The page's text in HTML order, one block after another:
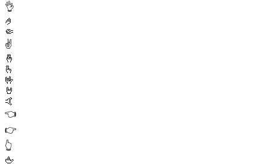
👌
🤌
🤏
✌️
🤞
🫰
🤟
🤘
🤙
👈
👉
👆
🖕